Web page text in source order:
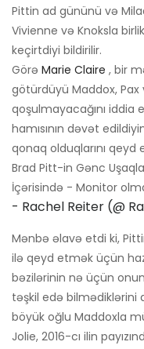
Pittin ad gününü və
Vivienne və Knoksla
keçirtdiyi bildirilir.
Görə Marie Claire , bir
götürdüyü Maddox,
qoşulmayacağını iddia
hamısının dəvət
qonaq olduqlarını qeyd
Brad Pitt-in Gənc
İçərisində - Monitor
- Rachel Reiter (@
Mənbə əlavə etdi ki,
ilə qeyd etmək üçün
bəzilərinin nə üçün
təşkil edə bilmədiklərini
böyük oğlu Maddoxla
Jolie, 2016-cı ilin